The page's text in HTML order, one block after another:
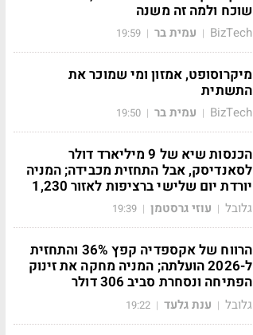
שוכח ולמה זה משנה
BizTech
| עמית בר |
19:59
מיקרוסופט, אמזון ומי שמוכר את
התשתית
BizTech
| עמית בר |
19:50
הכנסות שיא של 9 מיליארד דולר
לסאנדיסק, אבל התחזית מכבידה; המניה
יורדת יום שלישי ברציפות לאזור 1,230
גלובל | עוזי גרסטמן |
19:39
הרווח של אקספדיה קפץ 36% והתחזית
ל-2026 הועלתה; המניה מחקה את זינוק
הפתיחה ונסחרת סביב 306 דולר
גלובל | ענת גלעד |
19:22